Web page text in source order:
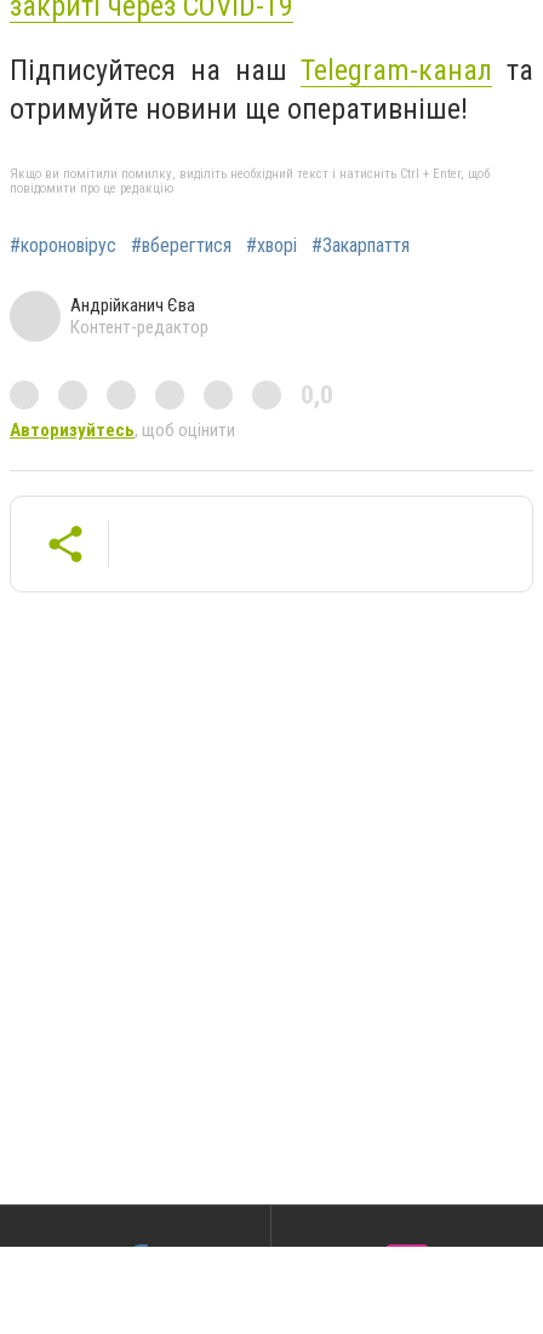
Підписуйтеся на нашTelegram-канал та
отримуйте новини ще оперативніше!
Якщо ви помітили помилку, виділіть необхідний текст і натисніть Ctrl + Enter, щоб
повідомити про це редакцію
#короновірус #вберегтися #хворі #Закарпаття
Андрійканич Єва
Контент-редактор
0,0
Авторизуйтесь, щоб оцінити